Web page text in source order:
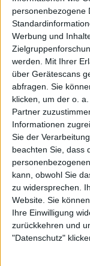
personenbezogene
Werbung und
werden.
Mit Ihrer
über Gerätescans
abfragen. Sie
klicken, um der o.
Partner
Informationen
Sie der
beachten Sie, dass
kann, obwohl Sie
zu widersprechen.
Website. Sie
Ihre Einwilligung
zurückkehren und
"Datenschutz"